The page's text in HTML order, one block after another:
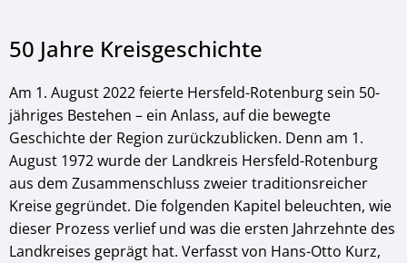
50 Jahre Kreisgeschichte
Am 1. August 2022 feierte Hersfeld-Rotenburg sein 50-
jähriges Bestehen – ein Anlass, auf die bewegte
Geschichte der Region zurückzublicken. Denn am 1.
August 1972 wurde der Landkreis Hersfeld-Rotenburg
aus dem Zusammenschluss zweier traditionsreicher
Kreise gegründet. Die folgenden Kapitel beleuchten, wie
dieser Prozess verlief und was die ersten Jahrzehnte des
Landkreises geprägt hat. Verfasst von Hans-Otto Kurz,